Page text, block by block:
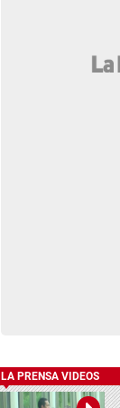
LA PRENSA VIDEOS